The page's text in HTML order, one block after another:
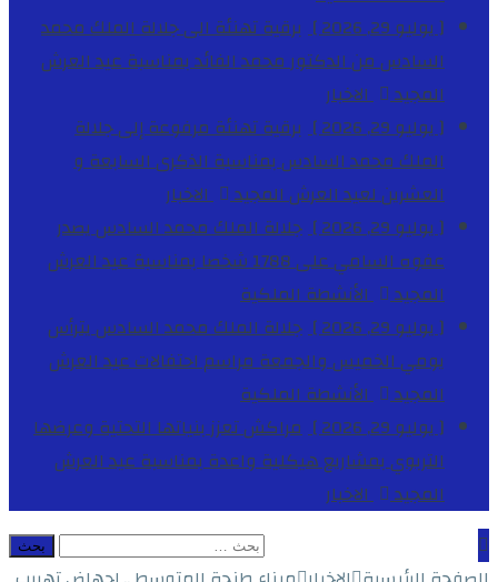
[ يوليو 29, 2026 ]
برقية تهنئة الى جلالة الملك محمد
السادس من الدكتور محمد الفائد بمناسبة عيد العرش
المجيد الاخبار
[ يوليو 29, 2026 ]
برقية تهنئة مرفوعة إلى جلالة
الملك محمد السادس بمناسبة الذكرى السابعة و
العشرين لعيد العرش المجيد الاخبار
[ يوليو 29, 2026 ]
جلالة الملك محمد السادس يصدر
عفوه السامي على 1788 شخصا بمناسبة عيد العرش
المجيد الأنشطة الملكية
[ يوليو 29, 2026 ]
جلالة الملك محمد السادس يترأس
يومي الخميس والجمعة مراسم احتفالات عيد العرش
المجيد الأنشطة الملكية
[ يوليو 29, 2026 ]
مراكش تعزز بنياتها التحتية وعرضها
التربوي بمشاريع هيكلية واعدة بمناسبة عيد العرش
المجيد الاخبار